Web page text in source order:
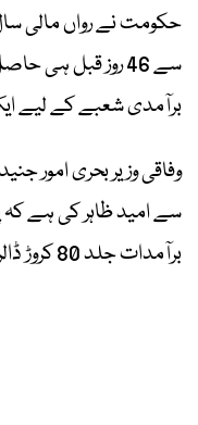
حکومت نے رواں مالی
سے 46 روز قبل
برآمدی شعبے کے لیے
وفاقی وزیر بحری امور
سے امید ظاہر کی ہے
برآمدات جلد 80 کروڑ ڈالر تک پہنچ سکتی ہیں۔